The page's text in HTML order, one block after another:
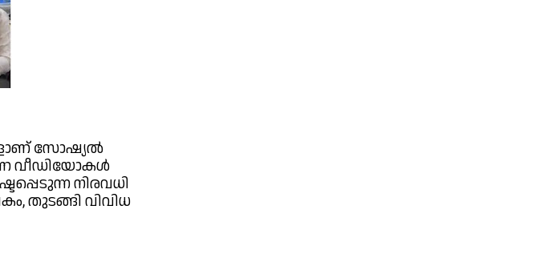
സോഷ്യൽ
വീഡിയോകൾ
നിരവധി
തുടങ്ങി വിവിധ